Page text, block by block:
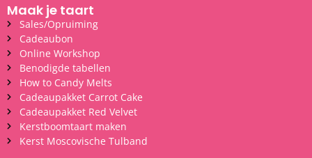
Maak je taart
Sales/Opruiming
Cadeaubon
Online Workshop
Benodigde tabellen
How to Candy Melts
Cadeaupakket Carrot Cake
Cadeaupakket Red Velvet
Kerstboomtaart maken
Kerst Moscovische Tulband